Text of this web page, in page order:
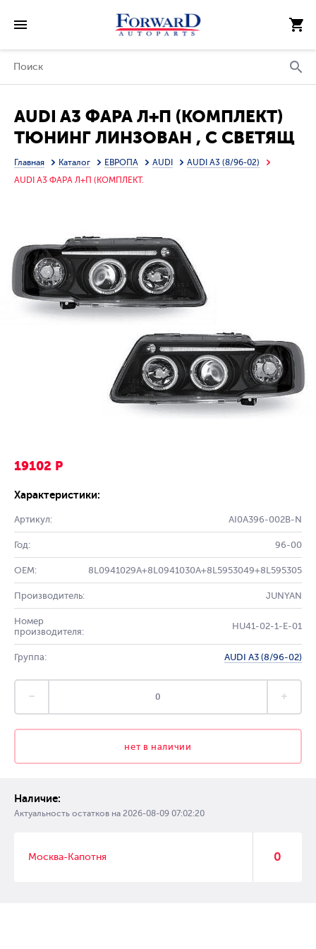
AUDI A3 ФАРА Л+П (КОМПЛЕКТ)
ТЮНИНГ ЛИНЗОВАН , С СВЕТЯЩ
ОБОДК ЛИТОЙ УК.ПОВОР
(JUNYAN) ВНУТРИ ЧЕРН
Главная Каталог ЕВРОПА AUDI
AUDI A3 (8/96-02)
AUDI A3 ФАРА Л+П (КОМПЛЕКТ.
19102 Р
Характеристики:
Артикул: AI0A396-002B-N
Год: 96-00
OEM: 8L0941029A+8L0941030A+8L5953049+8L595305
Производитель: JUNYAN
Номер
производителя:
HU41-02-1-E-01
Группа: AUDI A3 (8/96-02)
нет в наличии
Наличие:
Актуальность остатков на 2026-08-09 07:02:20
Москва-Капотня 0